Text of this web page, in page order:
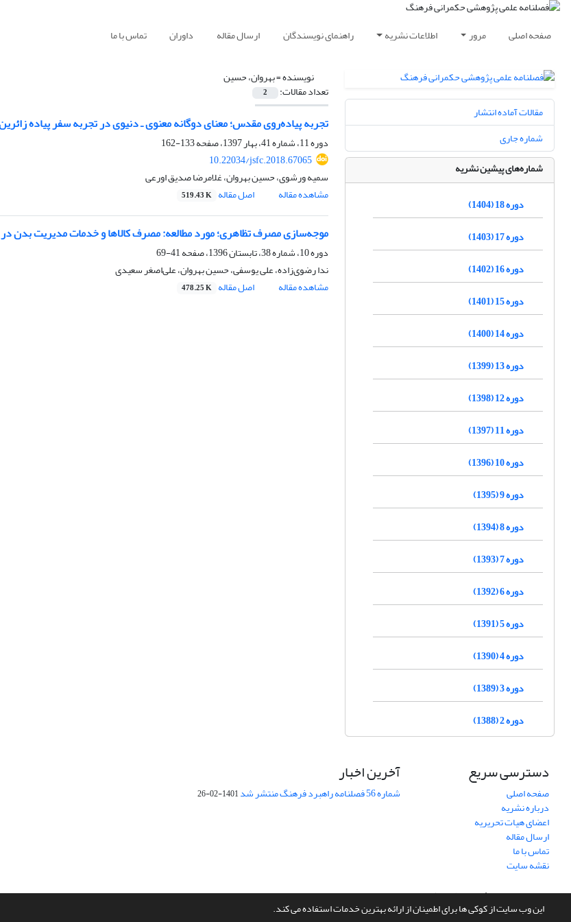
این وب سایت از کوکی ها برای اطمینان از ارائه بهترین خدمات استفاده می کند.
صفحه اصلی مرور اطلاعات نشریه راهنمای نویسندگان ارسال مقاله داوران تماس با ما
نویسنده =بهروان، حسین
تعداد مقالات: 2
تجربه پیاده‌روی مقدس؛ معنای دوگانه معنوی ـ دنیوی در تجربه سفر پیاده
دوره 11، شماره 41، بهار 1397، صفحه
133-162
10.22034/jsfc.2018.67065
سمیه ورشوی، حسین بهروان، غلامرضا صدیق اورعی
مشاهده مقاله
اصل مقاله 519.43 K
موجه‌سازی مصرف تظاهری؛ مورد مطالعه: مصرف کالاها و خدمات مدیریت بدن
دوره 10، شماره 38، تابستان 1396، صفحه
41-69
ندا رضوی‌زاده، علی یوسفی، حسین بهروان، علی‌اصغر سعیدی
مشاهده مقاله
اصل مقاله 478.25 K
مقالات آماده انتشار
شماره جاری
شماره‌های پیشین نشریه
دوره 18 (1404)
دوره 17 (1403)
دوره 16 (1402)
دوره 15 (1401)
دوره 14 (1400)
دوره 13 (1399)
دوره 12 (1398)
دوره 11 (1397)
دوره 10 (1396)
دوره 9 (1395)
دوره 8 (1394)
دوره 7 (1393)
دوره 6 (1392)
دوره 5 (1391)
دوره 4 (1390)
دوره 3 (1389)
دوره 2 (1388)
دسترسی سریع
صفحه اصلی
درباره نشریه
اعضای هیات تحریریه
ارسال مقاله
تماس با ما
نقشه سایت
آخرین اخبار
شماره 56 فصلنامه راهبرد فرهنگ منتشر شد 1401-02-26
سامانه مدیریت نشریات علمی.طراحی و پیاده سازی ازسیناوب